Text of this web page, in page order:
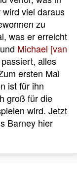
wird viel daraus
zu
was er erreicht
und Michael [van
alles
ersten Mal
ist für ihn
groß für die
wird. Jetzt
Barney hier